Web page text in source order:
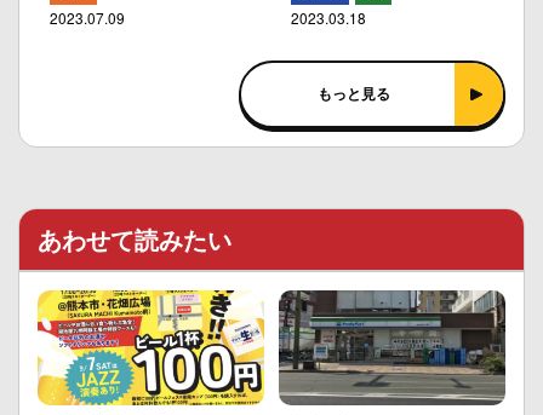
2023.07.09 2023.03.18
もっと見る
あわせて読みたい